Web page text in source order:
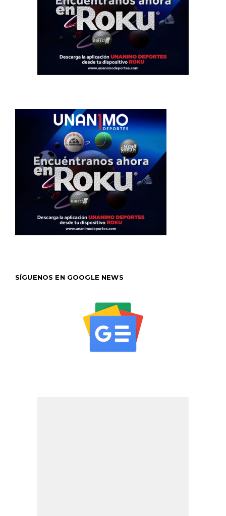
SÍGUENOS EN GOOGLE NEWS